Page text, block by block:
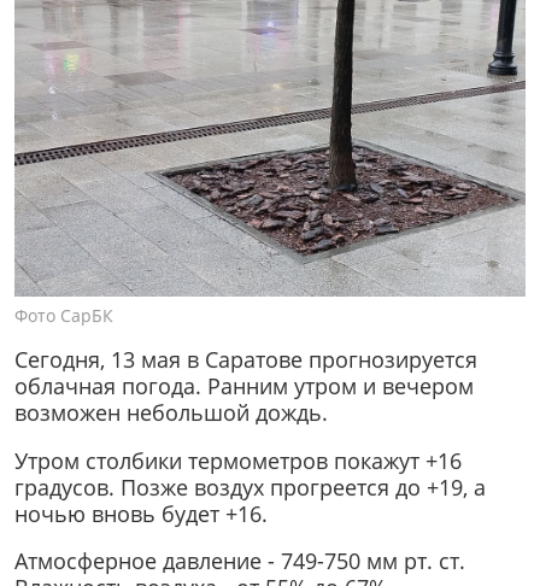
Фото СарБК
Сегодня, 13 мая в Саратове прогнозируется
облачная погода. Ранним утром и вечером
возможен небольшой дождь.
Утром столбики термометров покажут +16
градусов. Позже воздух прогреется до +19, а
ночью вновь будет +16.
Атмосферное давление - 749-750 мм рт. ст.